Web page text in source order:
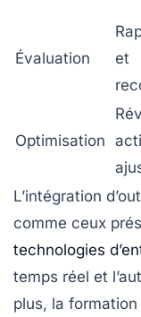
Évaluation
et
Optimisation
L’intégration
comme ceux
technologies
temps réel et
plus, la